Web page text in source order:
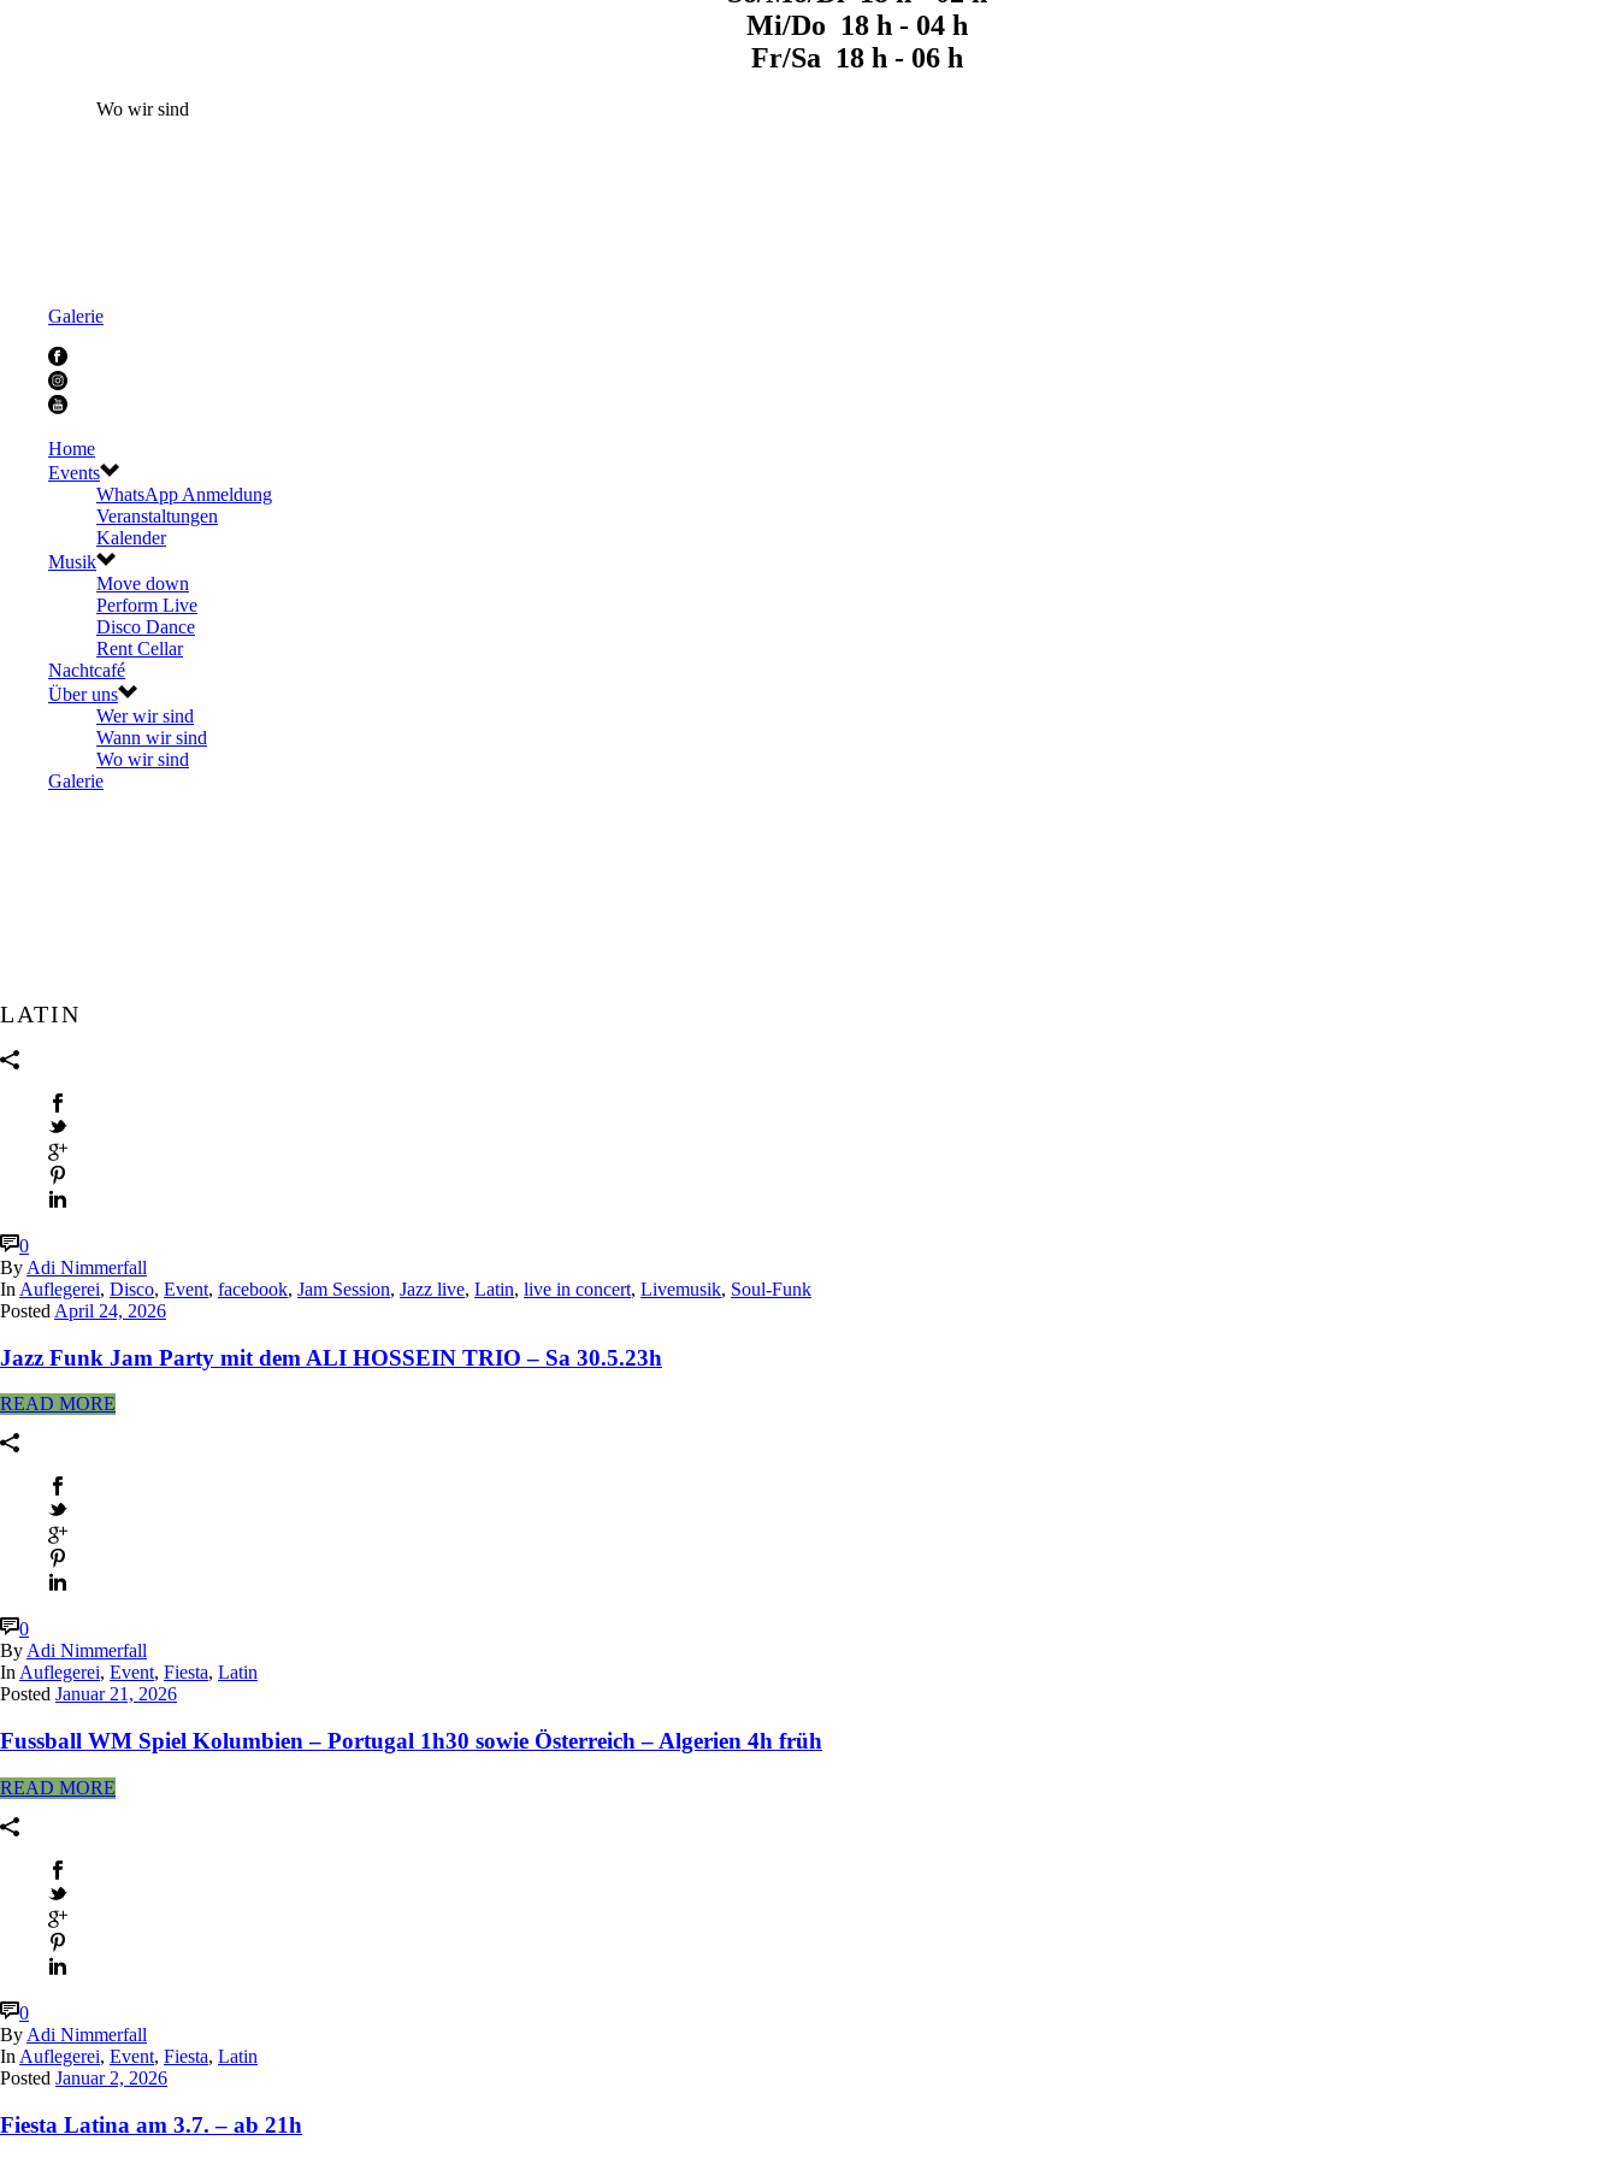
Mi/Do 18 h - 04 h
Fr/Sa 18 h - 06 h
Wo wir sind
Galerie
Home
Events
WhatsApp Anmeldung
Veranstaltungen
Kalender
Musik
Move down
Perform Live
Disco Dance
Rent Cellar
Nachtcafé
Über uns
Wer wir sind
Wann wir sind
Wo wir sind
Galerie
LATIN
0
By Adi Nimmerfall
In Auflegerei, Disco, Event, facebook, Jam Session, Jazz live, Latin, live in concert, Livemusik, Soul-Funk
Posted April 24, 2026
Jazz Funk Jam Party mit dem ALI HOSSEIN TRIO – Sa 30.5.23h
READ MORE
0
ByAdi Nimmerfall
InAuflegerei, Event, Fiesta, Latin
Posted Januar 21, 2026
Fussball WM Spiel Kolumbien – Portugal 1h30 sowie Österreich – Algerien 4h früh
READ MORE
0
By Adi Nimmerfall
In Auflegerei, Event, Fiesta, Latin
Posted Januar 2, 2026
Fiesta Latina am 3.7. – ab 21h